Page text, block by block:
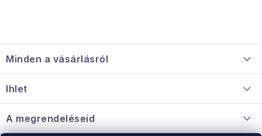
á
b
é
c
Minden a vásárlásról
Információ a mellékletről
Nagykereskedelmi együttműködés
Ihlet
A megrendeléseid